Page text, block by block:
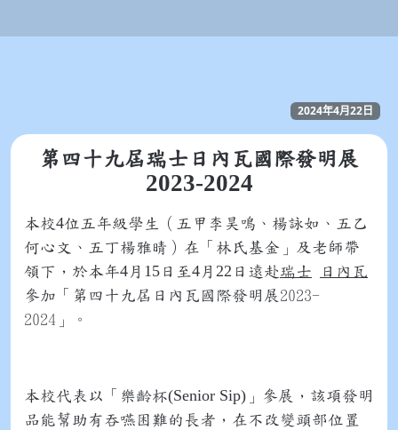
2024年4月22日
第四十九屆瑞士日內瓦國際發明展
2023-2024
本校4位五年級學生（五甲李昊鳴、楊詠如、五乙
何心文、五丁楊雅晴）在「林氏基金」及老師帶
領下，於本年4 月 15 日至4 月 22 日遠赴瑞士
日內瓦
參加「第四十九屆日內瓦國際發明展2023-
2024」。
本校代表以「樂齡杯(Senior Sip) 」參展，該項發明
品能幫助有吞嚥困難的長者，在不改變頭部位置